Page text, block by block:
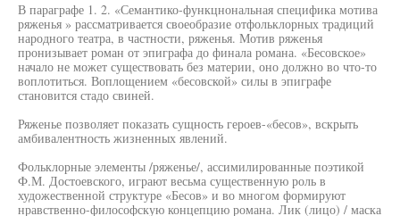
В параграфе 1. 2. «Семантико-функцнональная специфика мотива
ряженья » рассматривается своеобразие отфольклорных традиций
народного театра, в частности, ряженья. Мотив ряженья
пронизывает роман от эпиграфа до финала романа. «Бесовское»
начало не может существовать без материи, оно должно во что-то
воплотиться. Воплощением «бесовской» силы в эпиграфе
становится стадо свиней.
Ряженье позволяет показать сущность героев-«бесов», вскрыть
амбивалентность жизненных явлений.
Фольклорные элементы /ряженье/, ассимилированные поэтикой
Ф.М. Достоевского, играют весьма существенную роль в
художественной структуре «Бесов» и во многом формируют
нравственно-философскую концепцию романа. Лик (лицо) / маска